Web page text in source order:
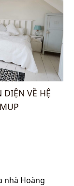
DIỆN VỀ HỆ
nhà Hoàng